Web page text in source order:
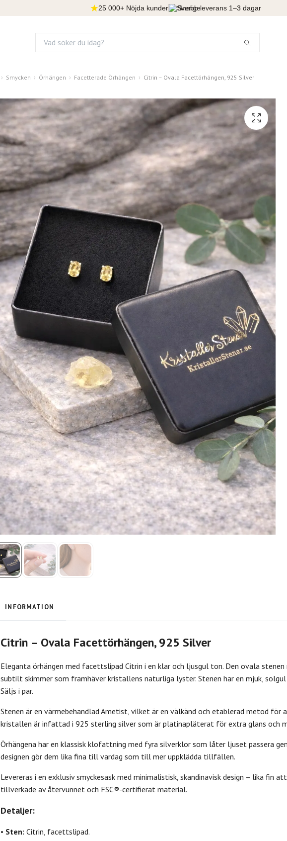
25 000+ Nöjda kunder Snabb leverans 1–3 dagar
Smycken Örhängen Facetterade Örhängen Citrin – Ovala Facettörhängen, 925 Silver
INFORMATION
Citrin – Ovala Facettörhängen, 925 Silver
Eleganta örhängen med facettslipad Citrin i en klar och ljusgul ton. Den ovala
subtilt skimmer som framhäver kristallens naturliga lyster. Stenen har en mjuk,
Säljs i par.
Stenen är en värmebehandlad Ametist, vilket är en välkänd och etablerad metod
kristallen är infattad i 925 sterling silver som är platinapläterat för extra glans och
Örhängena har en klassisk klofattning med fyra silverklor som låter ljuset passera
designen gör dem lika fina till vardag som till mer uppklädda tillfällen.
Levereras i en exklusiv smyckesask med minimalistisk, skandinavisk design – lika fin
tillverkade av återvunnet och FSC®-certifierat material.
Detaljer:
• Sten: Citrin, facettslipad.